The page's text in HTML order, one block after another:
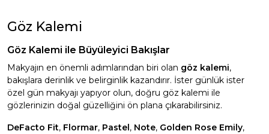
Göz Kalemi
Göz Kalemi ile Büyüleyici Bakışlar
Makyajın en önemli adımlarından biri olan göz kalemi,
bakışlara derinlik ve belirginlik kazandırır. İster günlük ister
özel gün makyajı yapıyor olun, doğru göz kalemi ile
gözlerinizin doğal güzelliğini ön plana çıkarabilirsiniz.
DeFacto Fit, Flormar, Pastel, Note, Golden Rose Emily,